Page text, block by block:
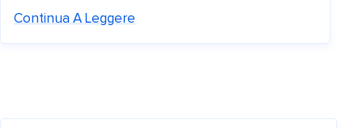
Continua A Leggere